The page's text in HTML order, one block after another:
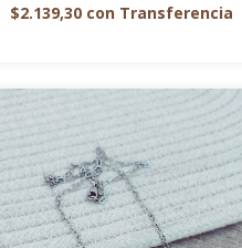
$2.139,30 con Transferencia